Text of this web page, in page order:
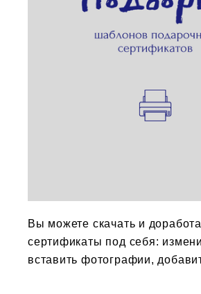
Вы можете скачать и
сертификаты под себя:
вставить фотографии,